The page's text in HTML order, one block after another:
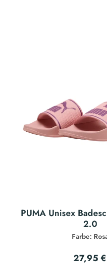
PUMA Unisex
2.0
Farbe:
27,95 €